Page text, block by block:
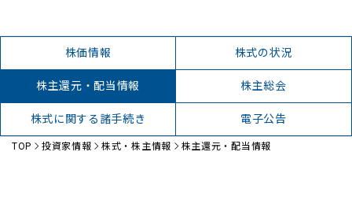
株価情報 株式の状況
株主還元・配当情報 株主総会
株式に関する諸手続き 電子公告
TOP 投資家情報 株式・株主情報 株主還元・配当情報